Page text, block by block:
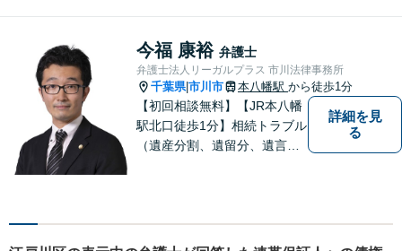
す。＜離婚、相続、交通事
故、企業法務、不動産等＞
【お花茶屋駅徒歩3分】
今福 康裕 弁護士
弁護士法人リーガルプラス 市川法律事務所
千葉県|市川市 本八幡駅 から徒歩1分
【初回相談無料】【JR本八幡
駅北口徒歩1分】相続トラブル
（遺産分割、遺留分、遺言争
す。
詳細を見
る